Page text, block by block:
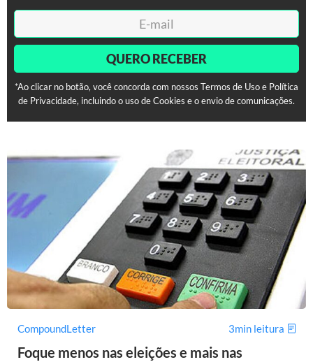
QUERO RECEBER
*Ao clicar no botão, você concorda com nossos Termos de Uso e Política
de Privacidade, incluindo o uso de Cookies e o envio de comunicações.
CompoundLetter 3min leitura
Foque menos nas eleições e mais nas